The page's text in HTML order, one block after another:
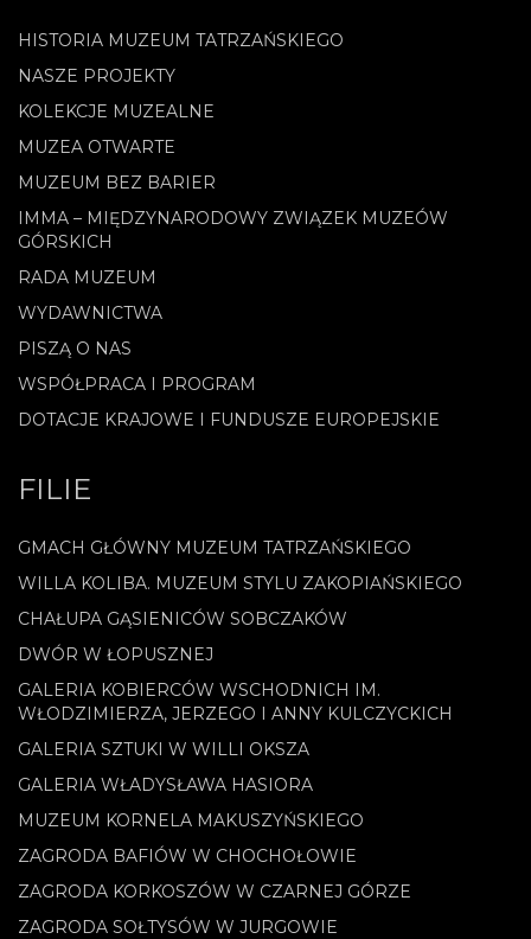
HISTORIA MUZEUM TATRZAŃSKIEGO
NASZE PROJEKTY
KOLEKCJE MUZEALNE
MUZEA OTWARTE
MUZEUM BEZ BARIER
IMMA – MIĘDZYNARODOWY ZWIĄZEK MUZEÓW
GÓRSKICH
RADA MUZEUM
WYDAWNICTWA
PISZĄ O NAS
WSPÓŁPRACA I PROGRAM
DOTACJE KRAJOWE I FUNDUSZE EUROPEJSKIE
FILIE
GMACH GŁÓWNY MUZEUM TATRZAŃSKIEGO
WILLA KOLIBA. MUZEUM STYLU ZAKOPIAŃSKIEGO
CHAŁUPA GĄSIENICÓW SOBCZAKÓW
DWÓR W ŁOPUSZNEJ
GALERIA KOBIERCÓW WSCHODNICH IM.
WŁODZIMIERZA, JERZEGO I ANNY KULCZYCKICH
GALERIA SZTUKI W WILLI OKSZA
GALERIA WŁADYSŁAWA HASIORA
MUZEUM KORNELA MAKUSZYŃSKIEGO
ZAGRODA BAFIÓW W CHOCHOŁOWIE
ZAGRODA KORKOSZÓW W CZARNEJ GÓRZE
ZAGRODA SOŁTYSÓW W JURGOWIE